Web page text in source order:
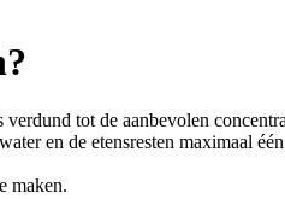
tot de aanbevolen
en de etensresten maximaal
maken.